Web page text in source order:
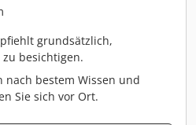
grundsätzlich,
besichtigen.
nach bestem Wissen und
Sie sich vor Ort.